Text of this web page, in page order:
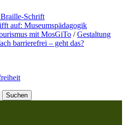
Braille-Schrift
auf: Museumspädagogik
mit MosGiTo /Gestaltung
barrierefrei – geht das?